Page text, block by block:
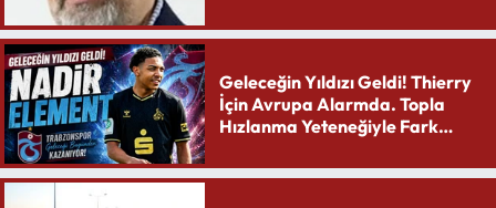
Geleceğin Yıldızı Geldi! Thierry
İçin Avrupa Alarmda. Topla
Hızlanma Yeteneğiyle Fark